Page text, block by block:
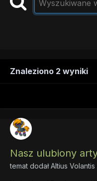
Znaleziono 2 wyniki
Nasz ulubiony
temat dodałAltius Volantis